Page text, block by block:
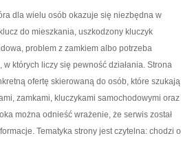
dla wielu osób okazuje się niezbędna w
do mieszkania, uszkodzony kluczyk
problem z zamkiem albo potrzeba
których liczy się pewność działania. Strona
ofertę skierowaną do osób, które szukają
zamkami, kluczykami samochodowymi oraz
można odnieść wrażenie, że serwis został
Tematyka strony jest czytelna: chodzi o